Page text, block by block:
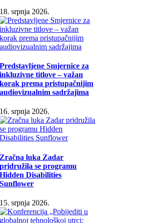
18. srpnja 2026.
Predstavljene Smjernice za
inkluzivne titlove – važan
korak prema pristupačnijim
audiovizualnim sadržajima
16. srpnja 2026.
Zračna luka Zadar
pridružila se programu
Hidden Disabilities
Sunflower
15. srpnja 2026.